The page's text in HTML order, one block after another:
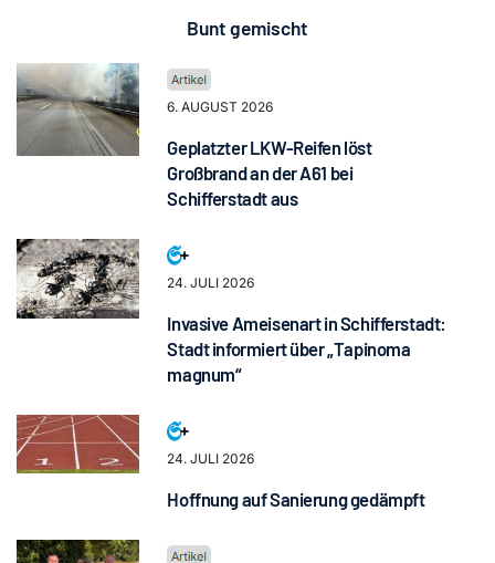
Bunt gemischt
6. AUGUST 2026
Geplatzter LKW-Reifen löst
Großbrand an der A61 bei
Schifferstadt aus
24. JULI 2026
Invasive Ameisenart in Schifferstadt:
Stadt informiert über „Tapinoma
magnum“
24. JULI 2026
Hoffnung auf Sanierung gedämpft